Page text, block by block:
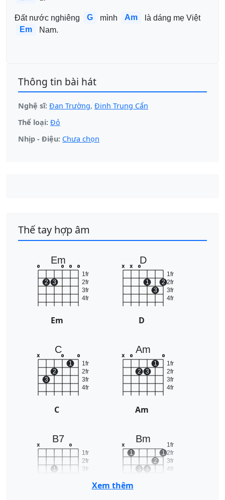
Đất nước nghiêng G mình Am
là dáng mẹ Việt
Em
Nam.
Thông tin bài hát
Nghệ sĩ: Đan Trường, Đinh Trung Cẩn
Thể loại: Đỏ
Nhịp - Điệu: Chưa chọn
Thế tay hợp âm
Em
1fr
2fr
3fr
4fr
o
2 3
o o o
Em
D
1fr
2fr
3fr
4fr
x x o
1
3
2
D
C
1fr
2fr
3fr
4fr
x
3
2
o
1
o
C
Am
1fr
2fr
3fr
4fr
x o
2 3
1
o
Am
B7
1fr
2fr
3fr
x
1
o
Bm
1fr
2fr
3fr
4fr
x
1
3 4
2
1
Xem thêm